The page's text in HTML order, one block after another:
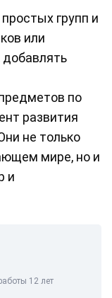
групп и
или
по
развития
не только
мире, но и
и
12 лет